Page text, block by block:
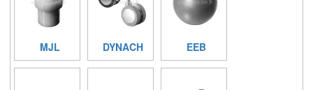
MJL DYNACH EEB